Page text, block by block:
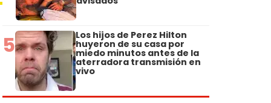
5 Los hijos de Perez Hilton
huyeron de su casa por
miedo minutos antes de la
aterradora transmisión en
vivo